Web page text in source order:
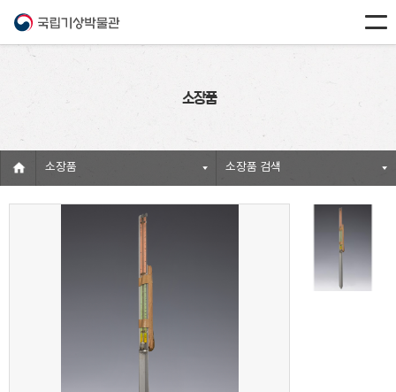
소장품
소장품 소장품 검색